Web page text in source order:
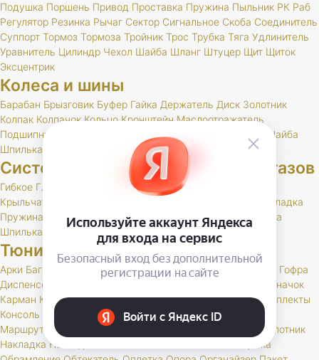
Подушка Поршень Привод Проставка Пружина Пыльник РК Раб
Регулятор Резинка Рычаг Сектор Сигнальное Скоба Соединитель
Суппорт Тормоз Тормоза Тройник Трос Трубка Тяга Удлинитель
Уравнитель Цилиндр Чехол Шайба Шланг Штуцер Щит Щиток
Эксцентрик
Колеса и шины
Барабан Брызговик Буфер Гайка Держатель Диск Золотник
Колпак Колпачок Кольцо Кронштейн Маслоотражатель
Подшипник
Сальник
Шайба
Шпилька
Система выпуска отработавших газов
Гибкое Глушитель Кольцо Комплект
Крыльчатка
Прокладка
Пружина
Резонатор Скоба Фланец
Шайба
Шпилька
Тюнинг и доп. оборудование
Арки Багажник Блокировка Воблер Воздухозаборник
Гофра
Диспенсер
Значок
Карман Карманы Каталог Кенгурин Коврик Комплект Комплекты
Консоль
Крепление Кронштейн Лебедка Лестница
Люк
Маршрутный
Молдинг Молдинги
Накапотник
Накладка Накладки
Облицовка